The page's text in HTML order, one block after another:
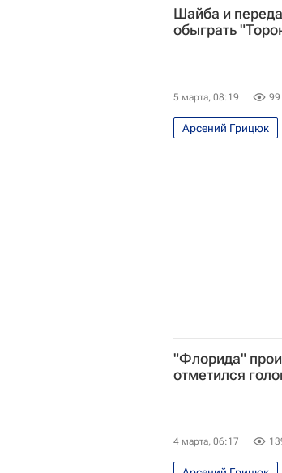
Шайба и
обыграть
5 марта, 08:19 99
Арсений Грицюк
Национальная
"Флорида"
отметился
4 марта, 06:17